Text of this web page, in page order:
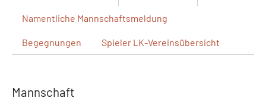
Namentliche Mannschaftsmeldung
Begegnungen Spieler LK-Vereinsübersicht
Mannschaft